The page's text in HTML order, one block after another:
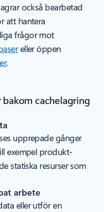
också bearbetad
att hantera
frågor mot
eller öppen
.
cachelagring
upprepade gånger
exempel produkt-
statiska resurser som
arbete
eller utför en